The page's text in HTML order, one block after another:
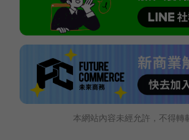
本網站內容未經允許，不得轉